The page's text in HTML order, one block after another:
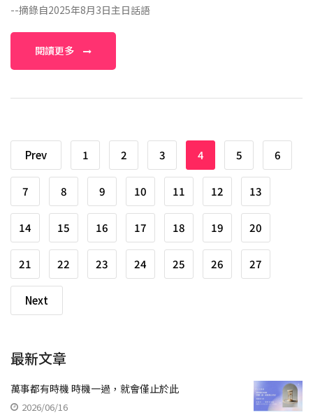
--摘錄自2025年8月3日主日話語
閱讀更多
Prev 1 2 3 4 5 6
7 8 9 10 11 12 13
14 15 16 17 18 19 20
21 22 23 24 25 26 27
Next
最新文章
萬事都有時機 時機一過，就會僅止於此
2026/06/16